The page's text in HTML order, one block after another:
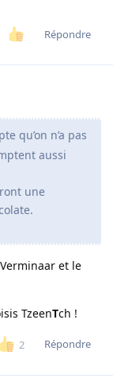
Répondre
qu’on n’a pas
aussi
une
et le
TzeenTch !
2 Répondre